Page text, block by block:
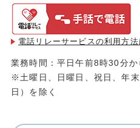
電話リレーサービスの利用方法
業務時間：平日午前8時30分
※土曜日、日曜日、祝日、年
日）を除く